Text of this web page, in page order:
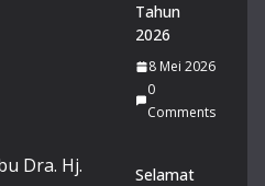
Tahun
2026
8 Mei 2026
0
Comments
Selamat